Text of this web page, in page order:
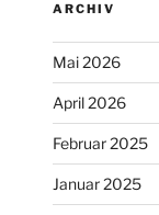
ARCHIV
Mai 2026
April 2026
Februar 2025
Januar 2025